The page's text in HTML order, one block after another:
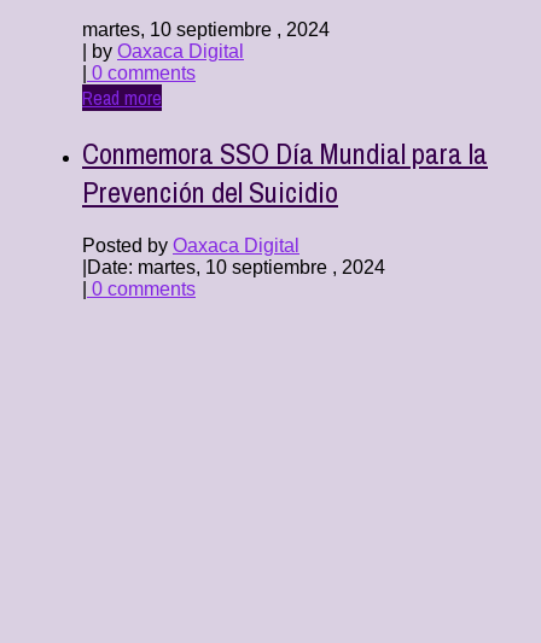
martes, 10 septiembre , 2024
| by Oaxaca Digital
0 comments
Read more
Conmemora SSO Día Mundial para la
Prevención del Suicidio
Posted by Oaxaca Digital
Date: martes, 10 septiembre , 2024
0 comments